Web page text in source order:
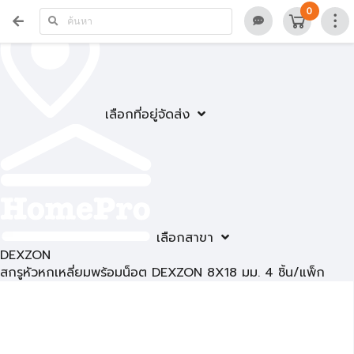
เลือกที่อยู่จัดส่ง
เลือกสาขา
0
DEXZON
สกรูหัวหกเหลี่ยมพร้อมน็อต DEXZON 8X18 มม. 4 ชิ้น/แพ็ก